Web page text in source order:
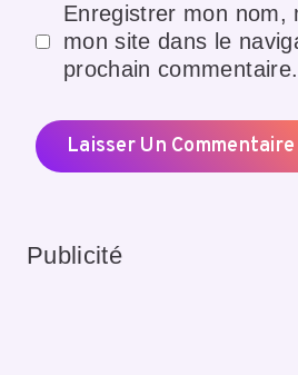
Enregistrer mon nom,
mon site dans le
prochain commentaire.
Publicité